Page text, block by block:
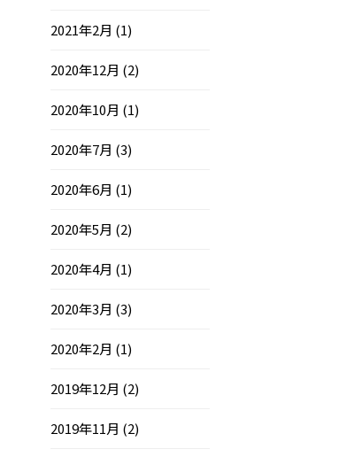
2021年2月 (1)
2020年12月 (2)
2020年10月 (1)
2020年7月 (3)
2020年6月 (1)
2020年5月 (2)
2020年4月 (1)
2020年3月 (3)
2020年2月 (1)
2019年12月 (2)
2019年11月 (2)